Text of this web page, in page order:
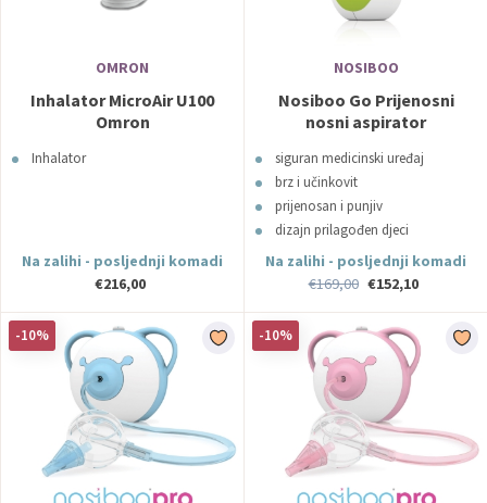
OMRON
Inhalator MicroAir U100
Omron
Inhalator
Na zalihi - posljednji komadi
€216,00
NOSIBOO
Nosiboo Go Prijenosni
nosni aspirator
siguran medicinski uređaj
brz i učinkovit
prijenosan i punjiv
dizajn prilagođen djeci
jednostavan za čišćenje
UPT: ultimate power technology
bez BPA
vrhunska kvaliteta
dizajniran i proizveden u Europi
Na zalihi - posljednji komadi
€169,00 €152,10
-10% -10%